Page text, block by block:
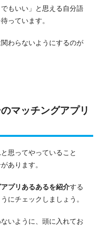
もいい」と思える自分語
っています。
わらないようにするのが
マッチングアプリ
思ってやっていること
あります。
プリあるあるを紹介する
にチェックしましょう。
いように、頭に入れてお